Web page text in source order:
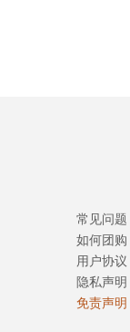
常见问题
如何团购
用户协议
隐私声明
免责声明